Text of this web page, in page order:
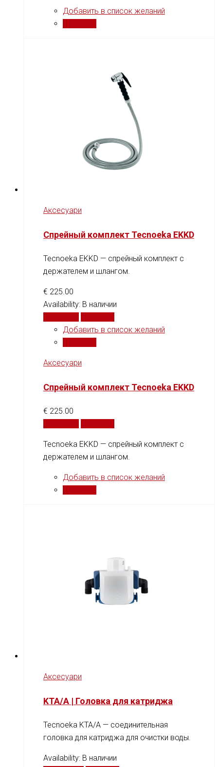
Добавить в список желаний
Аксесуари
Спрейный комплект Tecnoeka EKKD
Tecnoeka EKKD — спрейный комплект с
держателем и шлангом.
€ 225.00
Availability: В наличии
Добавить в список желаний
Аксесуари
Спрейный комплект Tecnoeka EKKD
€ 225.00
Tecnoeka EKKD — спрейный комплект с
держателем и шлангом.
Добавить в список желаний
Аксесуари
KTA/A | Головка для катриджа
Tecnoeka KTA/A — соединительная
головка для катриджа для очистки воды.
Availability: В наличии